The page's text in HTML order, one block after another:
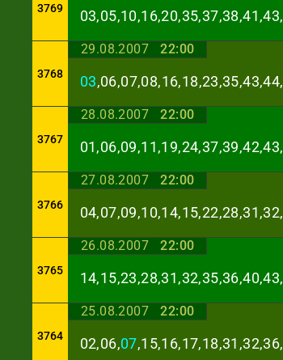
3769 03,05,10,16,20,35,37,38,41,43,
3768
29.08.2007 22:00
03,06,07,08,16,18,23,35,43,44,
3767
28.08.2007 22:00
01,06,09,11,19,24,37,39,42,43,
3766
27.08.2007 22:00
04,07,09,10,14,15,22,28,31,32,
3765
26.08.2007 22:00
14,15,23,28,31,32,35,36,40,43,
3764
25.08.2007 22:00
02,06,07,15,16,17,18,31,32,36,